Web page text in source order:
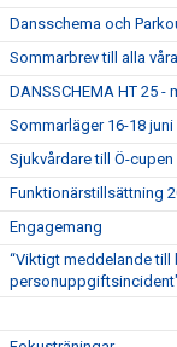
Dansschema och
Sommarbrev till alla
DANSSCHEMA HT 25 -
Sommarläger 16-18
Sjukvårdare till Ö-cupen
Funktionärstillsättning
Engagemang
“Viktigt meddelande